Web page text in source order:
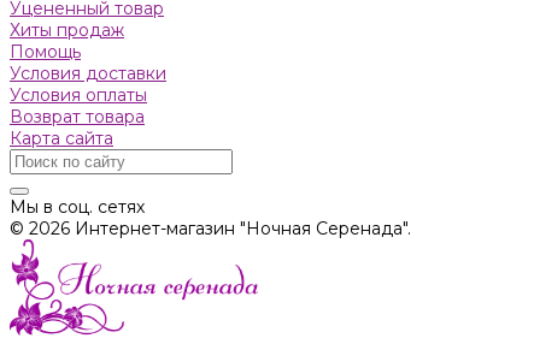
Уцененный товар
Хиты продаж
Помощь
Условия доставки
Условия оплаты
Возврат товара
Карта сайта
Мы в соц. сетях
© 2026 Интернет-магазин "Ночная Серенада".